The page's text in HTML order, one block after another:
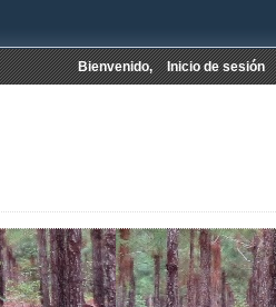
Bienvenido, Inicio de sesión